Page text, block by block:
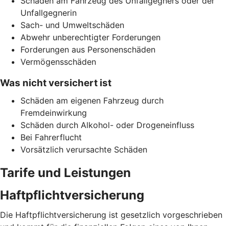
Unfallgegnerin
Sach- und Umweltschäden
Abwehr unberechtigter Forderungen
Forderungen aus Personenschäden
Vermögensschäden
Was nicht versichert ist
Schäden am eigenen Fahrzeug durch
Fremdeinwirkung
Schäden durch Alkohol- oder Drogeneinfluss
Bei Fahrerflucht
Vorsätzlich verursachte Schäden
Tarife und Leistungen
Haftpflichtversicherung
Die Haftpflichtversicherung ist gesetzlich vorgeschrieben